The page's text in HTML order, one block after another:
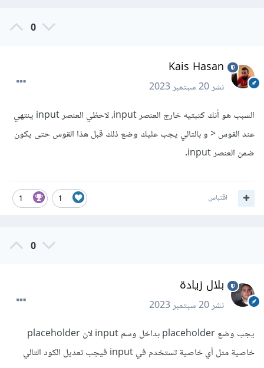
0
Kais Hasan
نشر20 سبتمبر 2023
السبب هو أنك كتبتيه خارج العنصر input، لاحظي العنصر input ينتهي
عند القوس < و بالتالي يجب عليك وضع ذلك قبل هذا القوس حتى يكون
ضمن العنصر input.
1
1 اقتباس
0
بلال زيادة
نشر20 سبتمبر 2023
يجب وضع placeholder بداخل وسم input لان placeholder
خاصية مثل أي خاصية تستخدم في input فيجب تعديل الكود التالي